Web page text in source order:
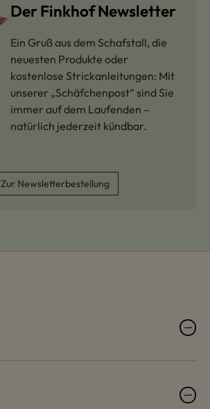
Der Finkhof Newsletter
Ein Gruß aus dem Schafstall, die
neuesten Produkte oder
kostenlose Strickanleitungen: Mit
unserer „Schäfchenpost“ sind Sie
immer auf dem Laufenden –
natürlich jederzeit kündbar.
Zur Newsletterbestellung